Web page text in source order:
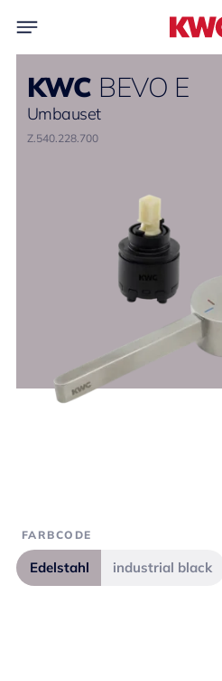
KWC BEVO E
Umbauset
Z.540.228.700
FARBCODE
Edelstahl industrial black